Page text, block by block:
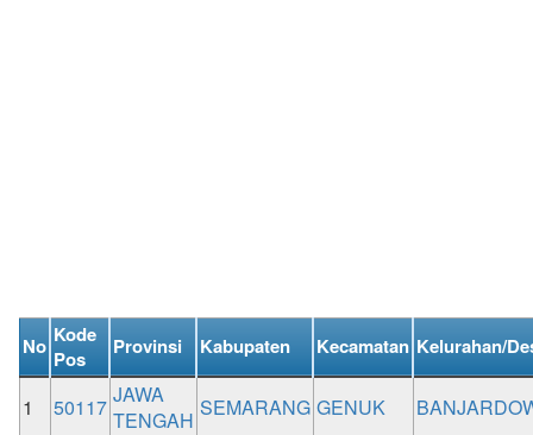
No Kode
Pos
Provinsi Kabupaten Kecamatan Kelurahan/
1 50117 JAWA
TENGAH SEMARANG GENUK